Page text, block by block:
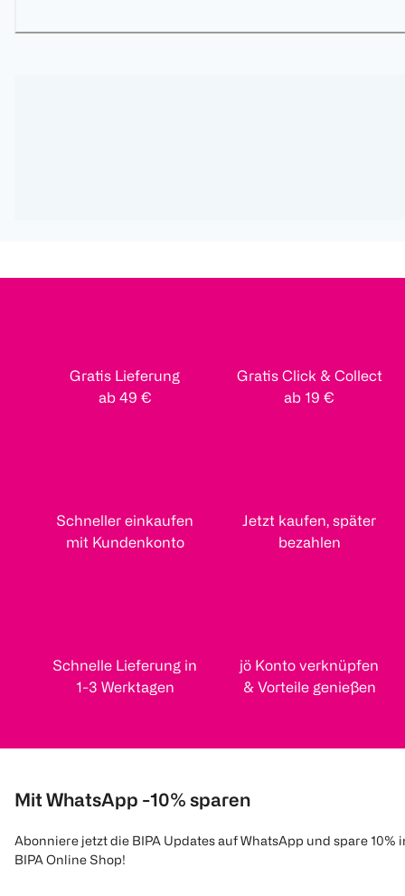
Gratis Lieferung
ab 49 €
Gratis Click & Collect
ab 19 €
Schneller einkaufen
mit Kundenkonto
Jetzt kaufen, später
bezahlen
Schnelle Lieferung in
1-3 Werktagen
jö Konto verknüpfen
& Vorteile genießen
Mit WhatsApp -10% sparen
Abonniere jetzt die BIPA Updates auf WhatsApp und spare 10%
BIPA Online Shop!